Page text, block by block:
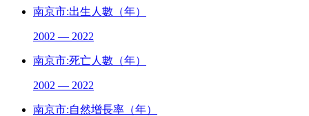
南京市:出生人數（年）
2002 — 2022
南京市:死亡人數（年）
2002 — 2022
南京市:自然增長率（年）